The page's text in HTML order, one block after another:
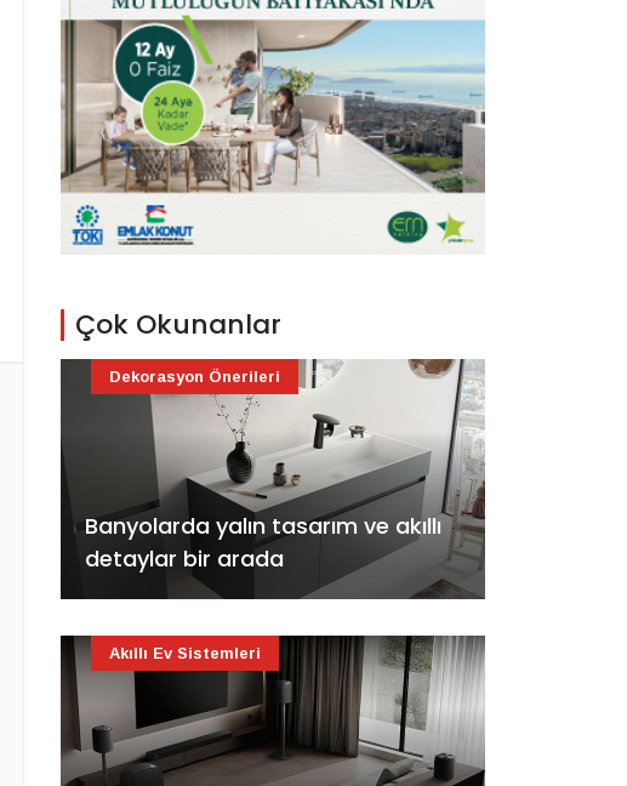
Çok Okunanlar
Banyolarda yalın tasarım ve akıllı
detaylar bir arada
Dekorasyon Önerileri
Akıllı Ev Sistemleri